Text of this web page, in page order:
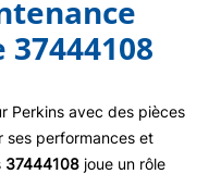
Perkins avec des pièces
ses performances et
37444108 joue un rôle